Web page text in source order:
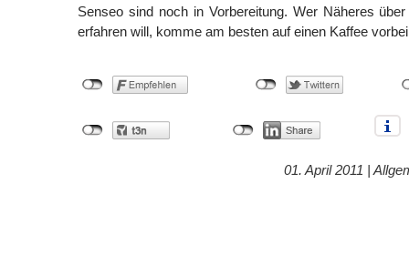
Senseo sind noch in Vorbereitung. Wer Näheres
erfahren will, komme am besten auf einen Kaffee
01. April 2011 |